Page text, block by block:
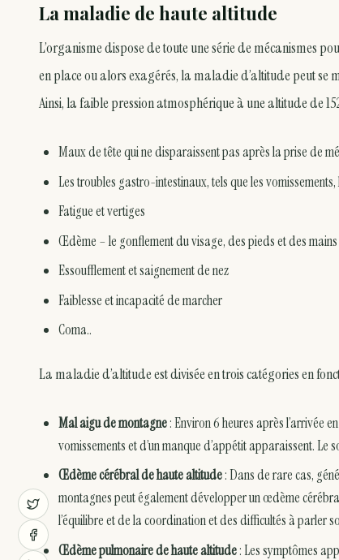
La maladie de haute altitude
L’organisme dispose de toute une série de mécanismes
en place ou alors exagérés, la maladie d’altitude peut se
Ainsi, la faible pression atmosphérique à une altitude de
Maux de tête qui ne disparaissent pas après la prise de
Les troubles gastro-intestinaux, tels que les
Fatigue et vertiges
Œdème – le gonflement du visage, des pieds et des mains
Essoufflement et saignement de nez
Faiblesse et incapacité de marcher
Coma..
La maladie d’altitude est divisée en trois catégories en
Mal aigu de montagne: Environ 6 heures après l’arrivée
vomissements et d’un manque d’appétit apparaissent. Le
Œdème cérébral de haute altitude: Dans de rare cas,
montagnes peut également développer un œdème
l’équilibre et de la coordination et des difficultés à parler
Œdème pulmonaire de haute altitude: Les symptômes